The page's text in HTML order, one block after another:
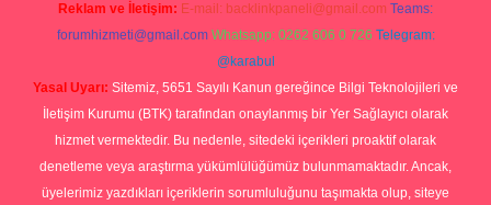
Reklam ve İletişim: E-mail: backlinkpaneli@gmail.com Teams:
forumhizmeti@gmail.com Whatsapp: 0262 606 0 726 Telegram:
@karabul
Yasal Uyarı: Sitemiz, 5651 Sayılı Kanun gereğince Bilgi Teknolojileri ve
İletişim Kurumu (BTK) tarafından onaylanmış bir Yer Sağlayıcı olarak
hizmet vermektedir. Bu nedenle, sitedeki içerikleri proaktif olarak
denetleme veya araştırma yükümlülüğümüz bulunmamaktadır. Ancak,
üyelerimiz yazdıkları içeriklerin sorumluluğunu taşımakta olup, siteye